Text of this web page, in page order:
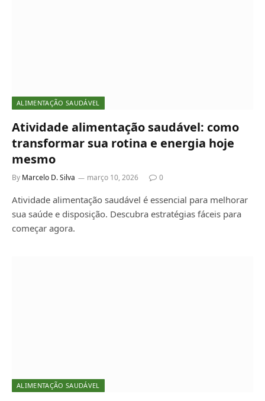
ALIMENTAÇÃO SAUDÁVEL
Atividade alimentação saudável: como
transformar sua rotina e energia hoje
mesmo
By Marcelo D. Silva março 10, 2026 0
Atividade alimentação saudável é essencial para melhorar
sua saúde e disposição. Descubra estratégias fáceis para
começar agora.
ALIMENTAÇÃO SAUDÁVEL